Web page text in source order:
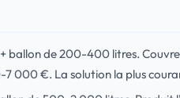
ballon de 200-400 litres. Couvre
000 €. La solution la plus